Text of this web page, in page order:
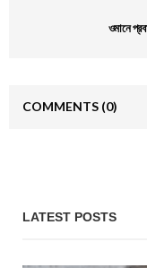
ওমানে
COMMENTS (0)
LATEST POSTS